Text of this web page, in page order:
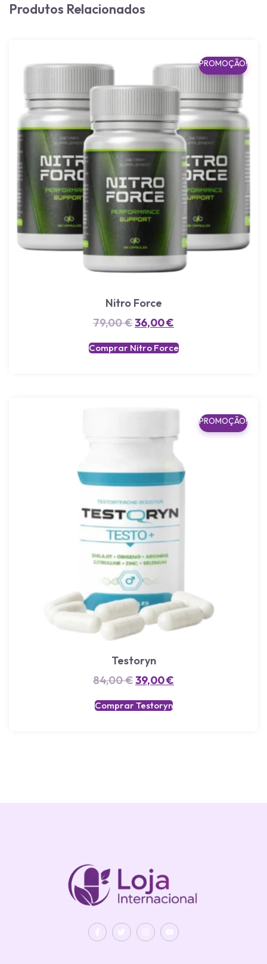
Produtos Relacionados
PROMOÇÃO!
Nitro Force
79,00€36,00€
Comprar Nitro Force
PROMOÇÃO!
Testoryn
84,00€39,00€
Comprar Testoryn